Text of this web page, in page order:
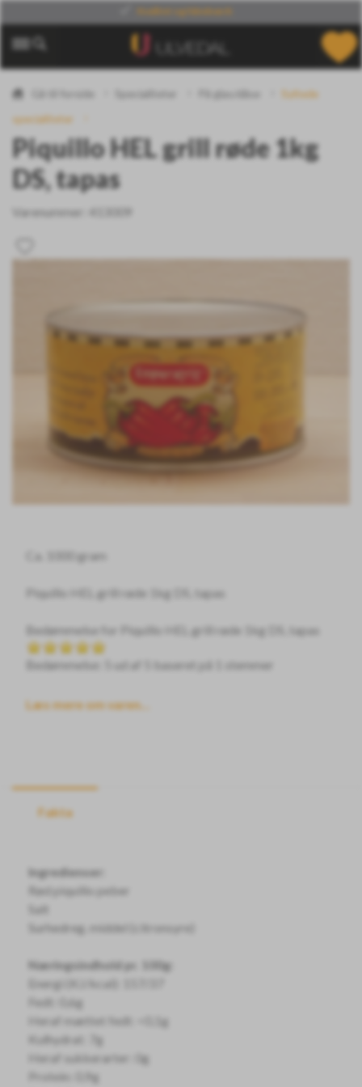
Specialiteter På glas/dåse
Syltede
specialiteter
Piquillo HEL grill røde 1kg
DS, tapas
Varenummer:
Ca. 1000 gram
Piquillo HEL grill røde 1kg DS, tapas
Bedømmelse for Piquillo HEL grill røde 1kg DS, tapas
Bedømmelse: 5 ud af 5 baseret på stemmer
Læs mere om varen...
Fakta
Ingredienser:
Rød piquillo peber
Salt
Surhedreg. middel (citronsyre)
Næringsindhold pr. 100g:
Energi (KJ/kcal): 157/37
Fedt: 0,6g
Heraf mættet fedt: <0,1g
Kulhydrat: 7g
Heraf sukkerarter: 0g
Protein: 0,9g